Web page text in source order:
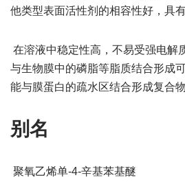
他类型表面活性剂的相容性好，具
在溶液中稳定性高，不易受强电解
与生物膜中的磷脂等脂质结合形成
能与膜蛋白的疏水区结合形成复合
别名
聚氧乙烯单-4-辛基苯基醚